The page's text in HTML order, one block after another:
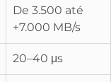
De 3.500 até
+7.000 MB/s
20–40 μs